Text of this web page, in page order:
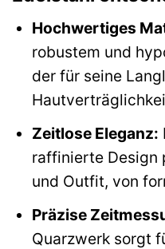
Hochwertiges
robustem und
der für seine
Zeitlose Eleganz:
raffinierte Design
und Outfit, von
Präzise
Quarzwerk sorgt